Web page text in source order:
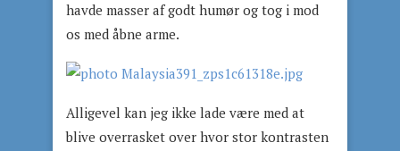
havde masser af godt humør og tog i mod
os med åbne arme.
Alligevel kan jeg ikke lade være med at
blive overrasket over hvor stor kontrasten